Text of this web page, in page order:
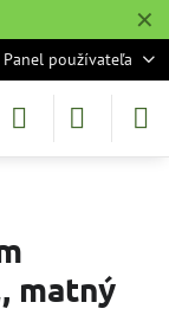
✕
Panel používateľa
matný